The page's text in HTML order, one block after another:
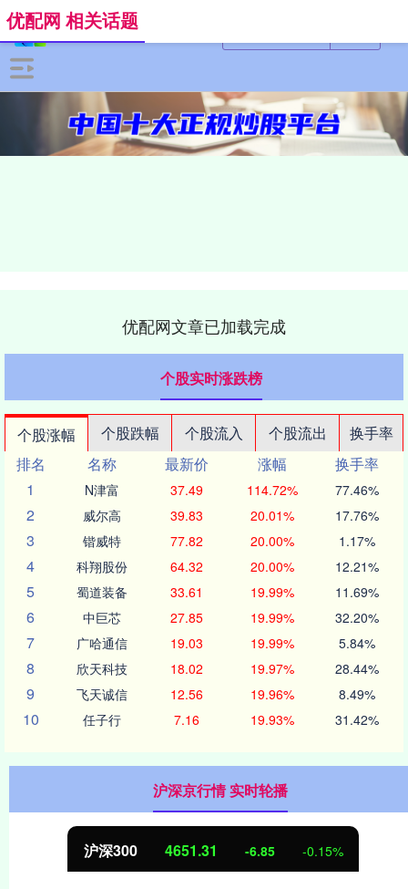
优配网 相关话题
优配网文章已加载完成
个股实时涨跌榜
个股涨幅 个股跌幅 个股流入 个股流出
换手率
排名
名称 最新价 涨幅
换手率
1
N津富 37.49 114.72% 77.46%
2 威尔高 39.83 20.01% 17.76%
3 锴威特 77.82 20.00% 1.17%
4 科翔股份 64.32 20.00% 12.21%
5 蜀道装备 33.61 19.99% 11.69%
6 中巨芯 27.85 19.99% 32.20%
7 广哈通信 19.03 19.99% 5.84%
8 欣天科技 18.02 19.97% 28.44%
9 飞天诚信 12.56 19.96% 8.49%
10 任子行 7.16 19.93% 31.42%
沪深京行情 实时轮播
沪深300 4651.31 -6.85 -0.15%